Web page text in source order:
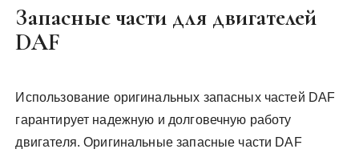
Запасные части для двигателей
DAF
Использование оригинальных запасных частей DAF
гарантирует надежную и долговечную работу
двигателя. Оригинальные запасные части DAF